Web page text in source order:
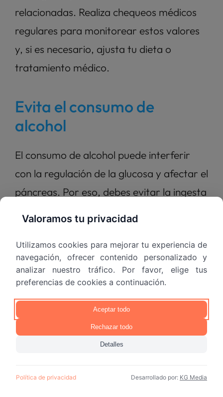
relacionadas. Realiza chequeos médicos
regulares para monitorear estos valores
y, si es necesario, ajusta tu dieta o
tratamiento médico.
Evita el consumo de
alcohol
El consumo de alcohol puede interferir
con la regulación de la glucosa y afectar el
páncreas. Por eso, debes evitar la ingesta
Control médico
Es importante realizar controles médicos
regulares para monitorear los niveles de
glucosa. En algunos casos, el médico
puede recomendarte tratamientos para
sangre, especialmente si los cambios en el
Valoramos tu privacidad
Utilizamos cookies para mejorar tu experiencia de
navegación, ofrecer contenido personalizado y
analizar nuestro tráfico. Por favor, elige tus
preferencias de cookies a continuación.
Aceptar todo
Rechazar todo
Detalles
Política de privacidad Desarrollado por: KG Media